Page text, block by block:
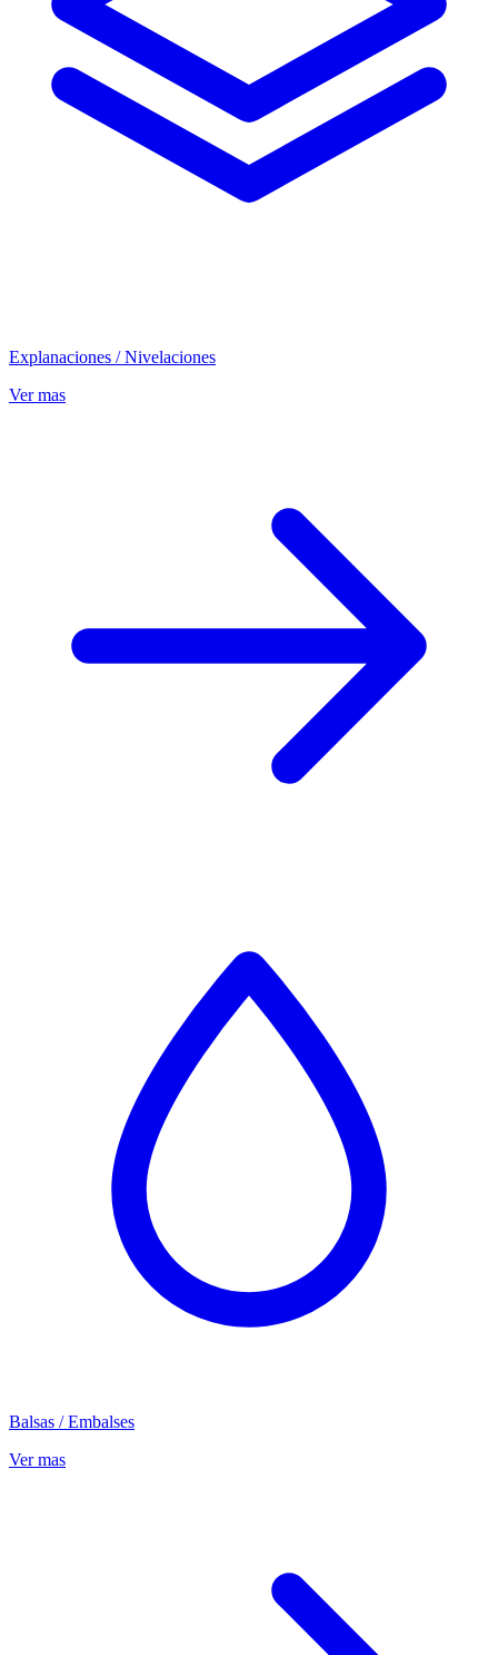
Explanaciones / Nivelaciones
Ver mas
Balsas / Embalses
Ver mas